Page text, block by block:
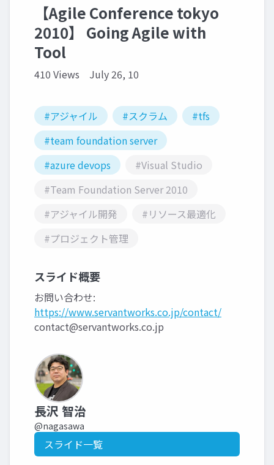
【Agile Conference tokyo
2010】 Going Agile with
Tool
410 Views July 26, 10
#アジャイル #スクラム
#tfs
#team foundation server
#azure devops
#Visual Studio
#Team Foundation Server 2010
#アジャイル開発
#リソース最適化
#プロジェクト管理
スライド概要
お問い合わせ:
https://www.servantworks.co.jp/contact/
contact@servantworks.co.jp
長沢 智治
@nagasawa
スライド一覧